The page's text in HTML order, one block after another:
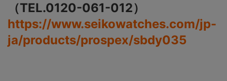
（TEL.0120-061-012）
https://www.seikowatches.com/jp-
ja/products/prospex/sbdy035